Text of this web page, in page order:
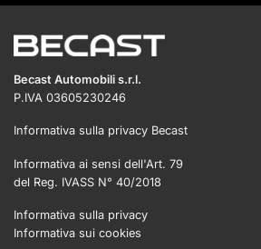
Becast Automobili s.r.l.
P.IVA 03605230246
Informativa sulla privacy Becast
Informativa ai sensi dell'Art. 79
del Reg. IVASS N° 40/2018
Informativa sulla privacy
Informativa sui cookies